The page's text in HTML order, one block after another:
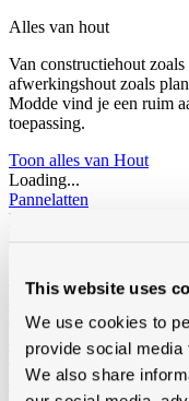
This website uses
We use cookies to
provide social
We also share
Alles van hout
Van constructiehout
afwerkingshout zoals
Modde vind je een ruim
toepassing.
Toon alles van Hout
Loading...
Pannelatten
Epicia
RND
Voligen
RND gedrenkt3/44/4 6/4
RND niet gedrenkt3/4 4/
Vuren
KVH-FJ gedrenkt
KVH-FJ niet gedrenkt